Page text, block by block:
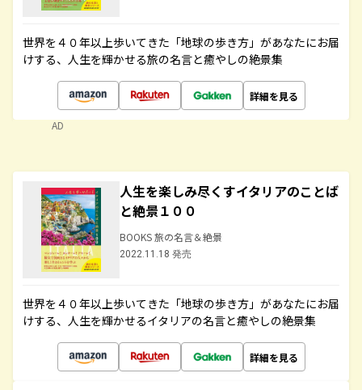
世界を４０年以上歩いてきた「地球の歩き方」があなたにお届
けする、人生を輝かせる旅の名言と癒やしの絶景集
詳細を見る
AD
人生を楽しみ尽くすイタリアのことば
と絶景１００
BOOKS 旅の名言＆絶景
2022.11.18 発売
世界を４０年以上歩いてきた「地球の歩き方」があなたにお届
けする、人生を輝かせるイタリアの名言と癒やしの絶景集
詳細を見る